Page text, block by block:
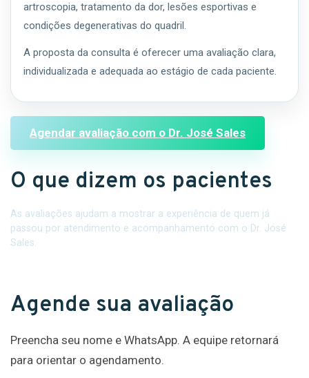
artroscopia, tratamento da dor, lesões esportivas e
condições degenerativas do quadril.
A proposta da consulta é oferecer uma avaliação clara,
individualizada e adequada ao estágio de cada paciente.
Agendar avaliação com o Dr. José Sales
O que dizem os pacientes
As avaliações ajudam a mostrar a experiência de quem já
passou por atendimento e acompanhamento com o Dr. José
Sales.
Agende sua avaliação
Preencha seu nome e WhatsApp. A equipe retornará
para orientar o agendamento.